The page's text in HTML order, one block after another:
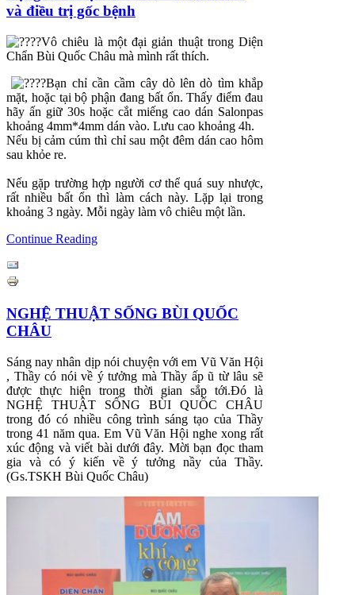
và điều trị gốc bệnh
Vô chiêu là một đại giản thuật trong Diện
Chẩn Bùi Quốc Châu mà mình rất thích.
Bạn chỉ cần cầm cây dò lên dò tìm khắp
mặt, hoặc tại bộ phận đang bất ổn. Thấy điểm đau
hãy ấn giữ 30s hoặc cắt miếng cao dán Salonpas
khoảng 4mm*4mm dán vào. Lưu cao khoảng 4h.
Nếu bị cảm cúm thì chỉ sau một đêm dán cao hôm
sau khỏe re.
Nếu gặp trường hợp người cơ thể quá suy nhược,
rất nhiều bất ổn thì làm cách này. Lặp lại trong
khoảng 3 ngày. Mỗi ngày làm vô chiêu một lần.
Continue Reading
NGHỆ THUẬT SỐNG BÙI QUỐC
CHÂU
Sáng nay nhân dịp nói chuyện với em Vũ Văn Hội
, Thầy có nói về ý tưởng mà Thầy ấp ũ từ lâu sẽ
được thực hiện trong thời gian sắp tới.Đó là
NGHỆ THUẬT SỐNG BÙI QUỐC CHÂU
trong đó có nhiều công trình sáng tạo của Thầy
trong 41 năm qua. Em Vũ Văn Hội nghe xong rất
xúc động và viết bài dưới đây. Mời bạn đọc tham
gia và có ý kiến về ý tưởng nầy của Thầy.
(Gs.TSKH Bùi Quốc Châu)